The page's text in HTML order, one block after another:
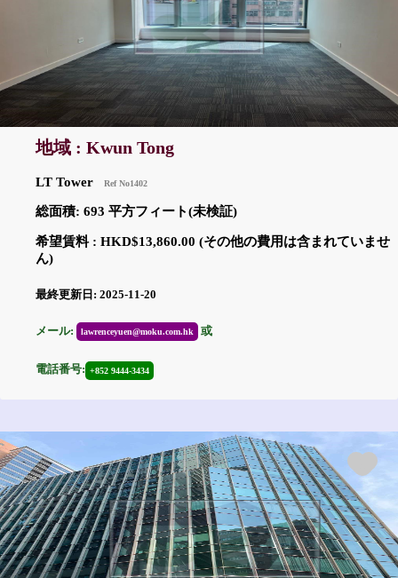
地域 : Kwun Tong
LT Tower Ref No1402
総面積: 693 平方フィート(未検証)
希望賃料 : HKD$13,860.00 (その他の費用は含まれていませ
ん)
最終更新日: 2025-11-20
メール: lawrenceyuen@moku.com.hk 或
電話番号: +852 9444-3434